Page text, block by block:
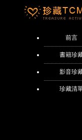
前言
書籍珍
影音珍
珍藏清